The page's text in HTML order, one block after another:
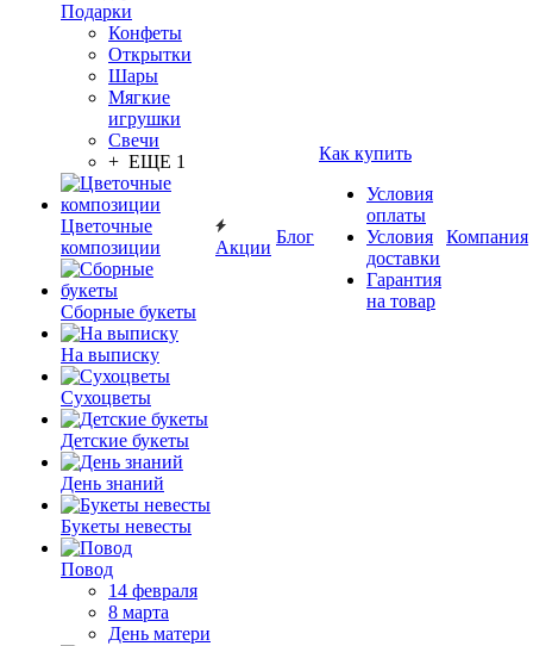
Подарки
Конфеты
Открытки
Шары
Мягкие
игрушки
Свечи
+ ЕЩЕ 1
Цветочные
композиции
Сборные букеты
На выписку
Сухоцветы
Детские букеты
День знаний
Букеты невесты
Повод
14 февраля
8 марта
День матери
Акции
Блог
Как купить
Условия
оплаты
Условия
доставки
Гарантия
на товар
Компания